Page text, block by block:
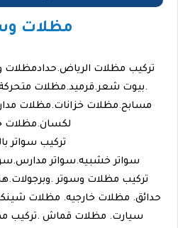
مظلات
تركيب مظلات الرياض.حدادمظلات
.بيوت شعر.قرميد.مظلات
مسابح.مظلات خزانات.مظلات
لكسان.مظلات
تركيب سواتر
سواتر خشبيه.سواتر
تركيب مظلات وسوتر
حدائق. مظلات خارجيه. مظلات
سيارت. مظلات قماش .تركيب